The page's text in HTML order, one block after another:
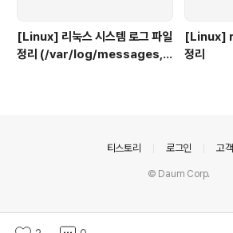
[Linux] 리눅스 시스템 로그 파일
정리 (/var/log/messages, s
[Linux]
정리
티스토리 로그인 고
© Daum Corp.